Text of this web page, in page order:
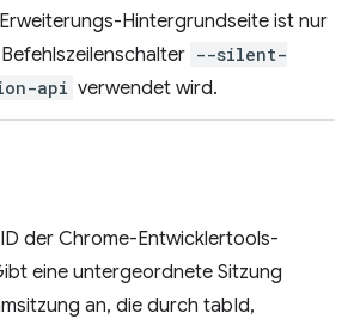
Hintergrundseite ist nur
--silent-
api verwendet wird.
der Chrome-Entwicklertools-
eine untergeordnete Sitzung
an, die durch tabId,